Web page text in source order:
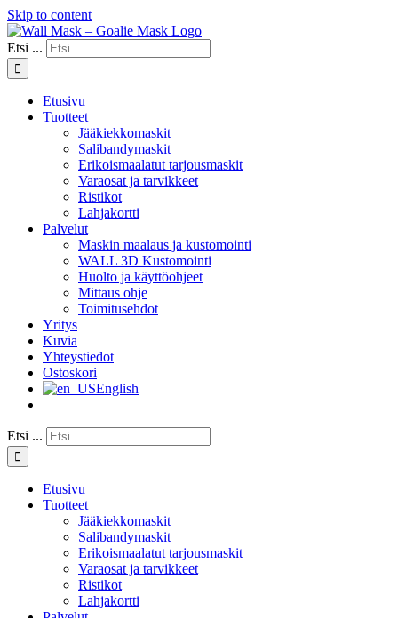
Skip to content
Etsi ...
Etusivu
Tuotteet
Jääkiekkomaskit
Salibandymaskit
Erikoismaalatut tarjousmaskit
Varaosat ja tarvikkeet
Ristikot
Lahjakortti
Palvelut
Maskin maalaus ja kustomointi
WALL 3D Kustomointi
Huolto ja käyttöohjeet
Mittaus ohje
Toimitusehdot
Yritys
Kuvia
Yhteystiedot
Ostoskori
English
Etsi ...
Etusivu
Tuotteet
Jääkiekkomaskit
Salibandymaskit
Erikoismaalatut tarjousmaskit
Varaosat ja tarvikkeet
Ristikot
Lahjakortti